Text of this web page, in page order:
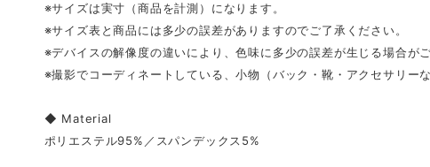
※サイズは実寸（商品を計測）になります。
※サイズ表と商品には多少の誤差がありますのでご了承ください。
※デバイスの解像度の違いにより、色味に多少の誤差が生じる場合が
※撮影でコーディネートしている、小物（バック・靴・アクセサリー
◆ Material
ポリエステル95%／スパンデックス5%